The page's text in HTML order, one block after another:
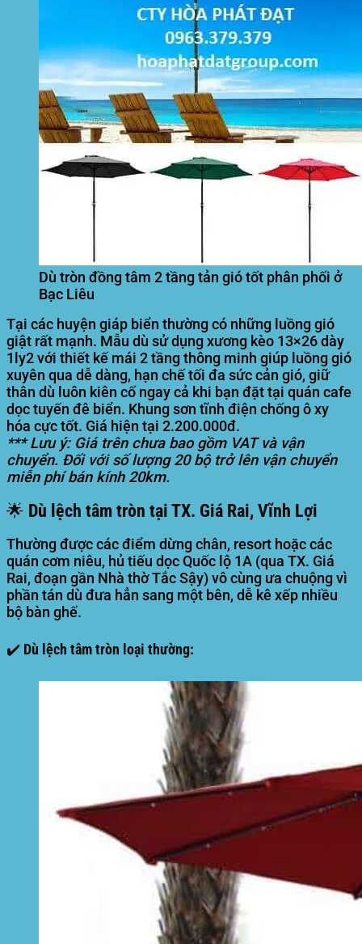
Dù tròn đồng tâm 2 tầng tản gió tốt phân phối ở
Bạc Liêu
Tại các huyện giáp biển thường có những luồng gió
giật rất mạnh. Mẫu dù sử dụng xương kèo 13×26 dày
1ly2 với thiết kế mái 2 tầng thông minh giúp luồng gió
xuyên qua dễ dàng, hạn chế tối đa sức cản gió, giữ
thân dù luôn kiên cố ngay cả khi bạn đặt tại quán cafe
dọc tuyến đê biển. Khung sơn tĩnh điện chống ô xy
hóa cực tốt. Giá hiện tại 2.200.000đ.
*** Lưu ý: Giá trên chưa bao gồm VAT và vận
chuyển. Đối với số lượng 20 bộ trở lên vận chuyển
miễn phí bán kính 20km.
🌟 Dù lệch tâm tròn tại TX. Giá Rai, Vĩnh Lợi
Thường được các điểm dừng chân, resort hoặc các
quán cơm niêu, hủ tiếu dọc Quốc lộ 1A (qua TX. Giá
Rai, đoạn gần Nhà thờ Tắc Sậy) vô cùng ưa chuộng vì
phần tán dù đưa hẳn sang một bên, dễ kê xếp nhiều
bộ bàn ghế.
✔️ Dù lệch tâm tròn loại thường: